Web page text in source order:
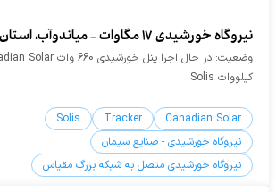
نیروگاه خورشیدی 17 مگاوات - میاندوآب، استان آذربایجان غربی
کیلووات Solis
Canadian Solar
Tracker
Solis
نیروگاه خورشیدی - صنایع سیمان
نیروگاه خورشیدی متصل به شبکه بزرگ مقیاس